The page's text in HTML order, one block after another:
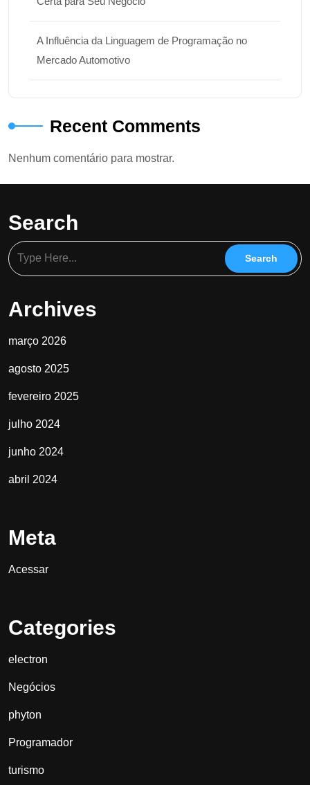
A Influência da Linguagem de Programação no
Mercado Automotivo
Recent Comments
Nenhum comentário para mostrar.
Search
Archives
março 2026
agosto 2025
fevereiro 2025
julho 2024
junho 2024
abril 2024
Meta
Acessar
Categories
electron
Negócios
phyton
Programador
turismo